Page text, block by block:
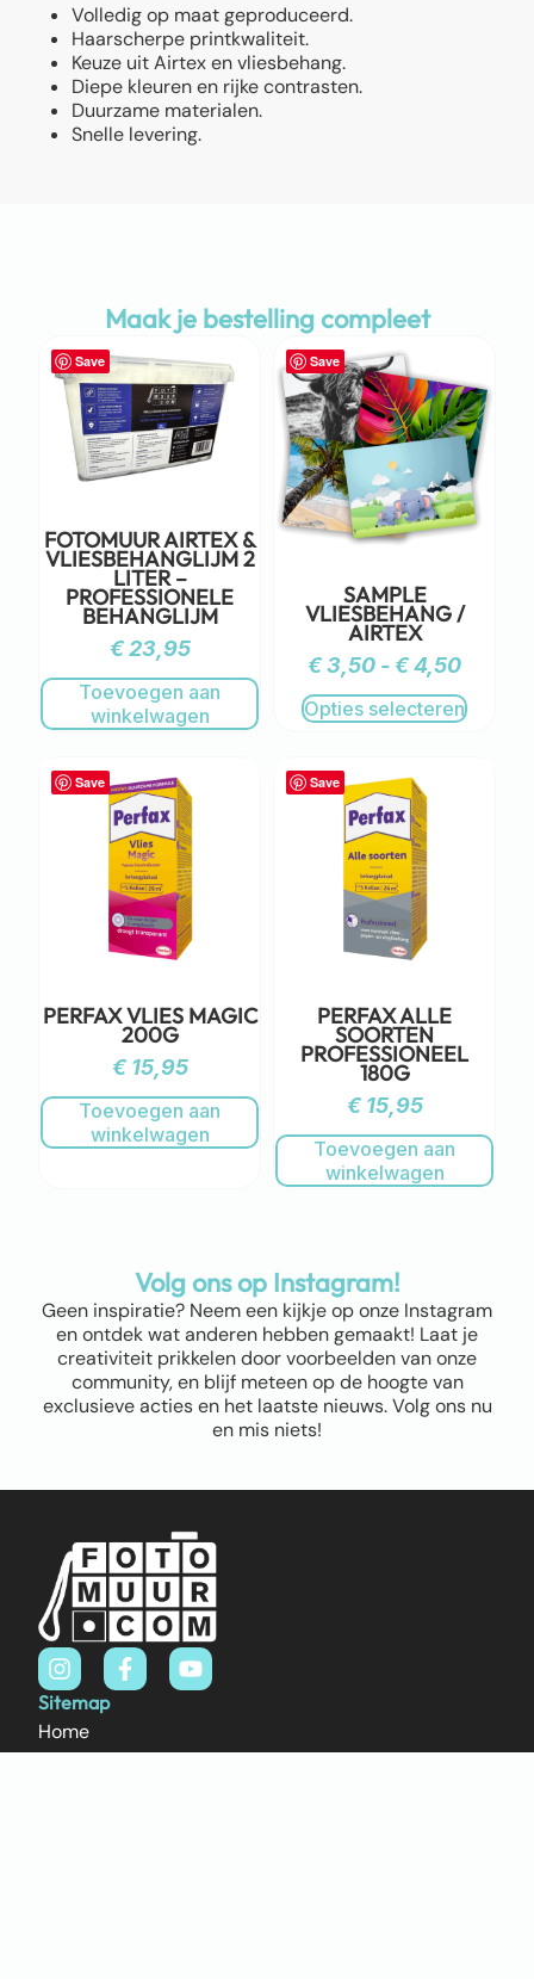
Volledig op maat geproduceerd.
Haarscherpe printkwaliteit.
Keuze uit Airtex en vliesbehang.
Diepe kleuren en rijke contrasten.
Duurzame materialen.
Snelle levering.
Maak je bestelling compleet
Save
FOTOMUUR AIRTEX &
VLIESBEHANGLIJM 2
LITER –
PROFESSIONELE
BEHANGLIJM
€23,95
Toevoegen aan
winkelwagen
Save
SAMPLE
VLIESBEHANG /
AIRTEX
€3,50 - €4,50
Opties selecteren
Save
PERFAX VLIES MAGIC
200G
€15,95
Toevoegen aan
winkelwagen
Save
PERFAX ALLE
SOORTEN
PROFESSIONEEL
180G
€15,95
Toevoegen aan
winkelwagen
Volg ons op Instagram!
Geen inspiratie? Neem een kijkje op onze Instagram
en ontdek wat anderen hebben gemaakt! Laat je
creativiteit prikkelen door voorbeelden van onze
community, en blijf meteen op de hoogte van
exclusieve acties en het laatste nieuws. Volg ons nu
en mis niets!
Sitemap
Home